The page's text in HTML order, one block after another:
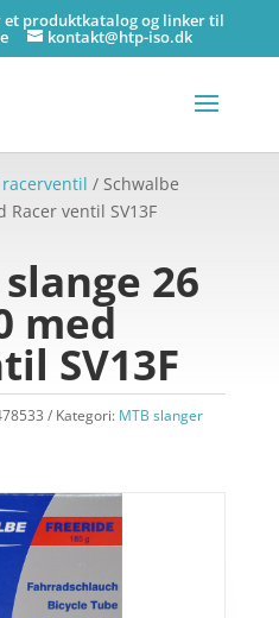
et produktkatalog og linker til
kontakt@htp-iso.dk
/ Schwalbe
Racer ventil SV13F
26
med
SV13F
Kategori: MTB slanger